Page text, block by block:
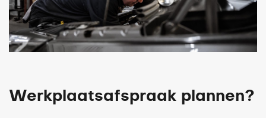
Werkplaatsafspraak plannen?